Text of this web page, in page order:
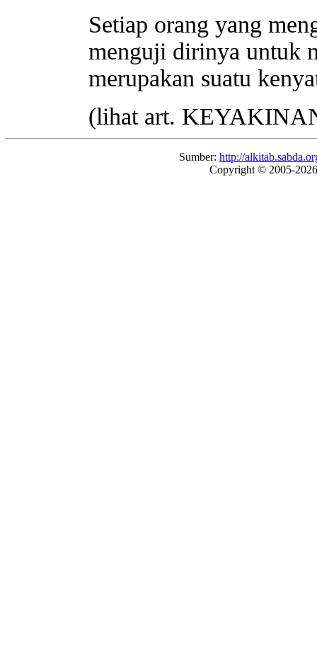
Setiap orang yang
menguji dirinya untuk
merupakan suatu
(lihat art.
Sumber: http://
Copyright © 2005-